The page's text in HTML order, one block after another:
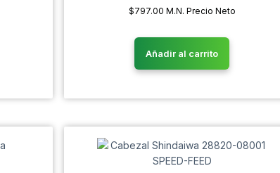
$797.00 M.N. Precio Neto
Añadir al carrito